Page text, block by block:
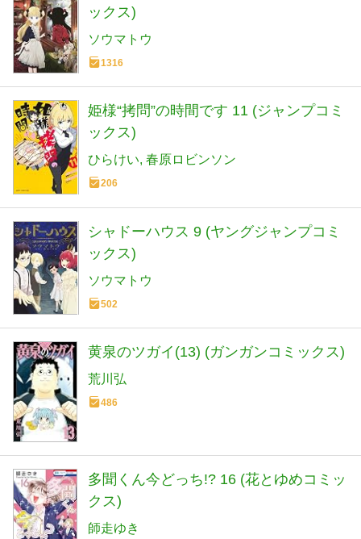
ックス)
ソウマトウ
1316
姫様“拷問”の時間です 11 (ジャンプコミ
ックス)
ひらけい 春原ロビンソン
206
シャドーハウス 9 (ヤングジャンプコミ
ックス)
ソウマトウ
502
黄泉のツガイ(13) (ガンガンコミックス)
荒川弘
486
多聞くん今どっち!? 16 (花とゆめコミッ
クス)
師走ゆき